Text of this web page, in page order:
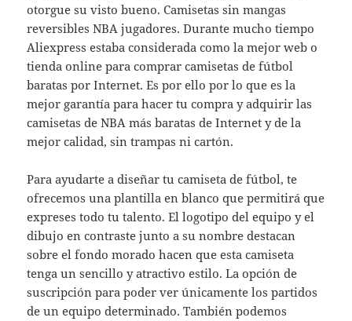
otorgue su visto bueno. Camisetas sin mangas
reversibles NBA jugadores. Durante mucho tiempo
Aliexpress estaba considerada como la mejor web o
tienda online para comprar camisetas de fútbol
baratas por Internet. Es por ello por lo que es la
mejor garantía para hacer tu compra y adquirir las
camisetas de NBA más baratas de Internet y de la
mejor calidad, sin trampas ni cartón.
Para ayudarte a diseñar tu camiseta de fútbol, te
ofrecemos una plantilla en blanco que permitirá que
expreses todo tu talento. El logotipo del equipo y el
dibujo en contraste junto a su nombre destacan
sobre el fondo morado hacen que esta camiseta
tenga un sencillo y atractivo estilo. La opción de
suscripción para poder ver únicamente los partidos
de un equipo determinado. También podemos